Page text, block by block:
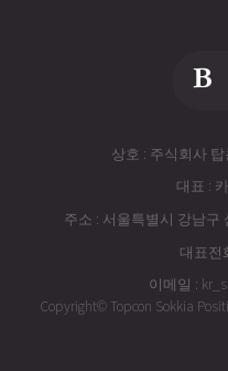
상호 : 주식회사
대표 :
주소 : 서울특별시 강남구
대표전
이메일 :
Copyright© Topcon Sokkia